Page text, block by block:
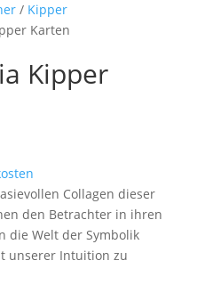
/ Kipper
Karten
Kipper
Collagen dieser
den Betrachter in ihren
die Welt der Symbolik
unserer Intuition zu